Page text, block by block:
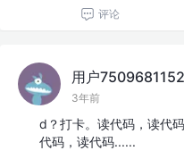
评论
用户
3年前
d？打卡。读代码，读代
代码，读代码......